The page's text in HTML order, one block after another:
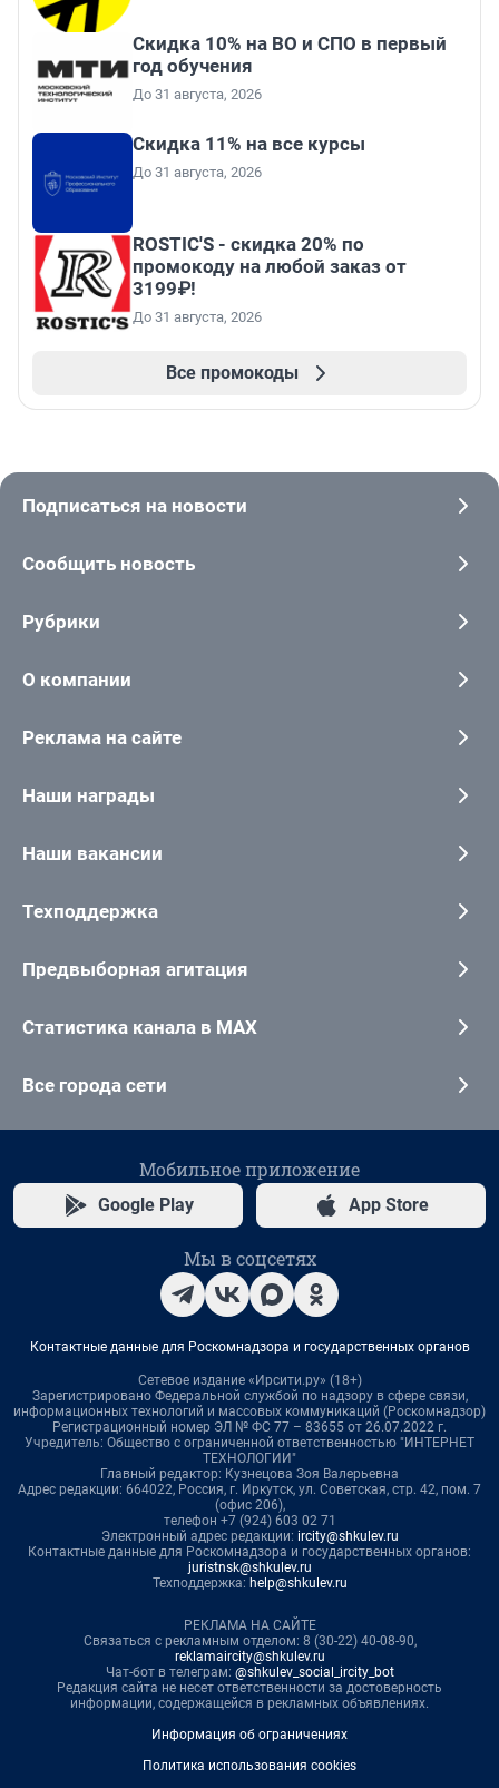
Скидка 10% на ВО и СПО в первый
год обучения
До 31 августа, 2026
Скидка 11% на все курсы
До 31 августа, 2026
ROSTIC'S - скидка 20% по
промокоду на любой заказ от
3199₽!
До 31 августа, 2026
Все промокоды
Подписаться на новости
Сообщить новость
Рубрики
О компании
Реклама на сайте
Наши награды
Наши вакансии
Техподдержка
Предвыборная агитация
Статистика канала в MAX
Все города сети
Мобильное приложение
Google Play App Store
Мы в соцсетях
Контактные данные для Роскомнадзора и государственных органов
Сетевое издание «Ирсити.ру» (18+)
Зарегистрировано Федеральной службой по надзору в сфере связи,
информационных технологий и массовых коммуникаций (Роскомнадзор)
Регистрационный номер ЭЛ № ФС 77 – 83655 от 26.07.2022 г.
Учредитель: Общество с ограниченной ответственностью "ИНТЕРНЕТ
ТЕХНОЛОГИИ"
Главный редактор: Кузнецова Зоя Валерьевна
Адрес редакции: 664022, Россия, г. Иркутск, ул. Советская, стр. 42, пом. 7
(офис 206),
телефон +7 (924) 603 02 71
Электронный адрес редакции: ircity@shkulev.ru
Контактные данные для Роскомнадзора и государственных органов:
juristnsk@shkulev.ru
Техподдержка: help@shkulev.ru
РЕКЛАМА НА САЙТЕ
Связаться с рекламным отделом: 8 (30-22) 40-08-90,
reklamaircity@shkulev.ru
Чат-бот в телеграм: @shkulev_social_ircity_bot
Редакция сайта не несет ответственности за достоверность
информации, содержащейся в рекламных объявлениях.
Информация об ограничениях
Политика использования cookies